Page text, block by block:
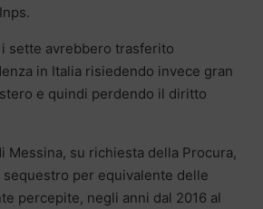
sette avrebbero trasferito
in Italia risiedendo invece gran
e quindi perdendo il diritto
Messina, su richiesta della Procura,
per equivalente delle
percepite, negli anni dal 2016 al